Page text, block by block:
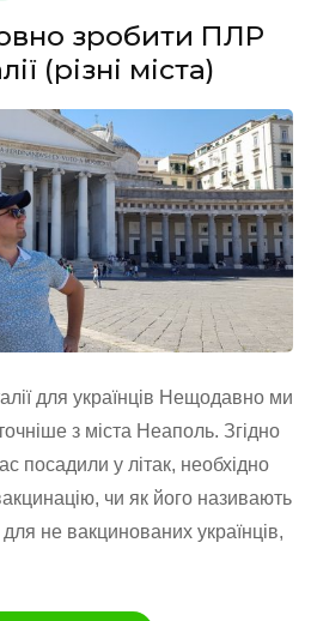
зробити ПЛР
(різні міста)
для українців Нещодавно ми
з міста Неаполь. Згідно
посадили у літак, необхідно
чи як його називають
для не вакцинованих українців,